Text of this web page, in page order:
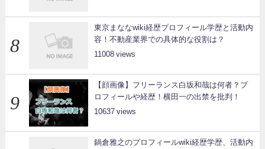
東京まななwiki経歴プロフィール学歴と活動内
容！不動産業界での具体的な役割は？
11008
【顔画像】フリーランス白坂和哉は何者？プ
ロフィールや経歴！横田一の出禁を批判！
10637
鍋倉雅之のプロフィールwiki経歴学歴、活動内